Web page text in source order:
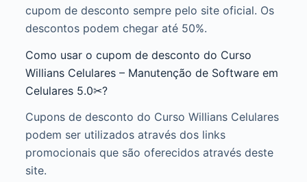
cupom de desconto sempre pelo site oficial. Os
descontos podem chegar até 50%.
Como usar o cupom de desconto do Curso
Willians Celulares – Manutenção de Software em
Celulares 5.0✂?
Cupons de desconto do Curso Willians Celulares
podem ser utilizados através dos links
promocionais que são oferecidos através deste
site.